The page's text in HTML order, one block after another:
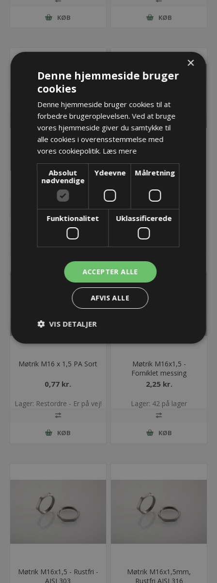
KØB KØB
Møtrik M12x1,5mm,
Rustfri AISI 316
91,31 kr.
Lager: 2 på lager
Møtrik M16 x 1,5 PA Grå
0,77 kr.
Lager: Restordre - Er på vej!
Møtrik M16 x 1,5 PA Sort
0,77 kr.
Lager: Restordre - Er på vej!
KØB
Møtrik M16x1,5 -
Forniklet messing
2,25 kr.
Lager: 42 på lager
KØB
Møtrik M16x1,5 - Rustfri -
AISI 303
Møtrik M16x1,5mm,
Rustfri AISI 316
×
Denne hjemmeside bruger
cookies
Denne hjemmeside bruger cookies til at
forbedre brugeroplevelsen. Ved at bruge
vores hjemmeside giver du samtykke til
alle cookies i overensstemmelse med
vores cookiepolitik. Læs mere
Absolut
nødvendige
Ydeevne Målretning
Funktionalitet Uklassificerede
ACCEPTER ALLE
AFVIS ALLE
VIS DETALJER